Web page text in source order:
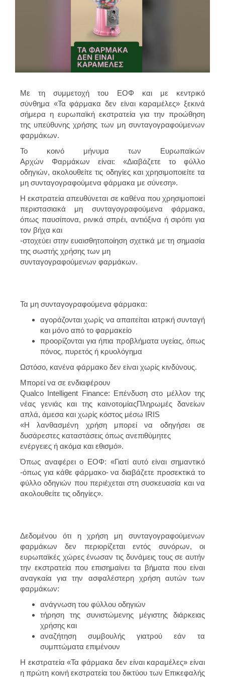
Με τη συμμετοχή του ΕΟΦ και με κεντρικό
σύνθημα «Τα φάρμακα δεν είναι καραμέλες» ξεκινά
σήμερα η ευρωπαϊκή εκστρατεία για την προώθηση
της υπεύθυνης χρήσης των μη συνταγογραφούμενων
φαρμάκων.
Το κοινό μήνυμα των Ευρωπαϊκών
Αρχών Φαρμάκων είναι: «Διαβάζετε το φύλλο
οδηγιών, ακολουθείτε τις οδηγίες και χρησιμοποιείτε τα
μη συνταγογραφούμενα φάρμακα με σύνεση».
Η εκστρατεία απευθύνεται σε καθένα που χρησιμοποιεί
περιστασιακά μη συνταγογραφούμενα φάρμακα,
όπως παυσίπονα, ρινικά σπρέι, αντιόξινα ή σιρόπι για
τον βήχα και
-στοχεύει στην ευαισθητοποίηση σχετικά με τη σημασία
της σωστής χρήσης των μη
συνταγογραφούμενων φαρμάκων.
Τα μη συνταγογραφούμενα φάρμακα:
αγοράζονται χωρίς να απαιτείται ιατρική συνταγή
και μόνο από το φαρμακείο
προορίζονται για ήπια προβλήματα υγείας, όπως
πόνος, πυρετός ή κρυολόγημα
Ωστόσο, κανένα φάρμακο δεν είναι χωρίς κινδύνους.
Μπορεί να σε ενδιαφέρουν
Qualco Intelligent Finance: Επένδυση στο μέλλον της
νέας γενιάς και της καινοτομίαςΠληρωμές δανείων
απλά, άμεσα και χωρίς κόστος μέσω IRIS
«Η λανθασμένη χρήση μπορεί να οδηγήσει σε
δυσάρεστες καταστάσεις όπως ανεπιθύμητες
ενέργειες ή ακόμα και εθισμό».
Όπως αναφέρει ο ΕΟΦ: «Γιατί αυτό είναι σημαντικό
-όπως για κάθε φάρμακο- να διαβάζετε προσεκτικά το
φύλλο οδηγιών που περιέχεται στη συσκευασία και να
ακολουθείτε τις οδηγίες».
Δεδομένου ότι η χρήση μη συνταγογραφούμενων
φαρμάκων δεν περιορίζεται εντός συνόρων, οι
ευρωπαϊκές χώρες ένωσαν τις δυνάμεις τους σε αυτήν
την εκστρατεία που επισημαίνει τα βήματα που είναι
αναγκαία για την ασφαλέστερη χρήση αυτών των
φαρμάκων:
ανάγνωση του φύλλου οδηγιών
τήρηση της συνιστώμενης μέγιστης διάρκειας
χρήσης και
αναζήτηση συμβουλής γιατρού εάν τα
συμπτώματα επιμένουν
Η εκστρατεία «Τα φάρμακα δεν είναι καραμέλες» είναι
η πρώτη κοινή εκστρατεία του δικτύου των Επικεφαλής